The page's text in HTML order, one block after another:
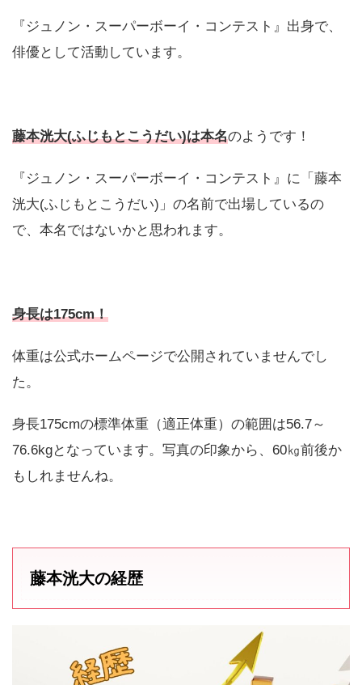
『ジュノン・スーパーボーイ・コンテスト』出身で、
俳優として活動しています。
藤本洸大(ふじもとこうだい)は本名のようです！
『ジュノン・スーパーボーイ・コンテスト』に「藤本
洸大(ふじもとこうだい)」の名前で出場しているの
で、本名ではないかと思われます。
身長は175cm！
体重は公式ホームページで公開されていませんでし
た。
身長175cmの標準体重（適正体重）の範囲は56.7～
76.6kgとなっています。写真の印象から、60㎏前後か
もしれませんね。
藤本洸大の経歴